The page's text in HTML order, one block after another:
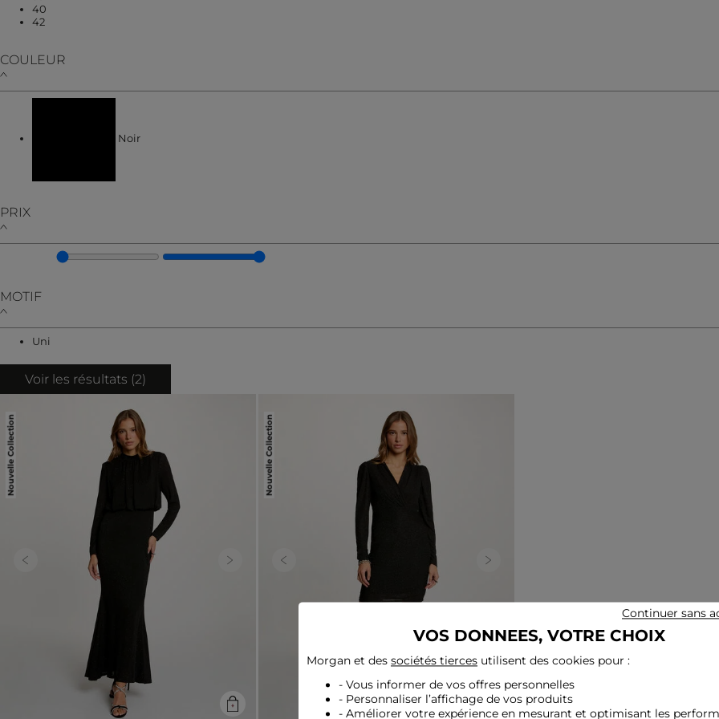
40
42Affiner par TAILLE : 42
COULEUR
Noir
PRIX
MOTIF
Uni
Voir les résultats (2)
Nouvelle Collection
Previous Next
Nouvelle Collection
Previous Next
VOS DONNEES, VOTRE CHOIX
Morgan et des sociétés tierces utilisent des cookies pour :
- Vous informer de vos offres personnelles
- Personnaliser l’affichage de vos produits
- Améliorer votre expérience en mesurant et optimisant les
Continuer sans